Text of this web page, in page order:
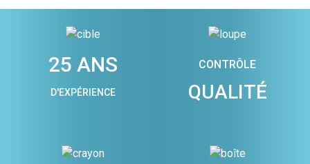
25 ANS
D'EXPÉRIENCE
CONTRÔLE
QUALITÉ